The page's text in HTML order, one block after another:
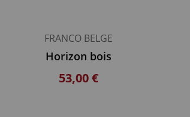
FRANCO BELGE
Horizon bois
53,00 €